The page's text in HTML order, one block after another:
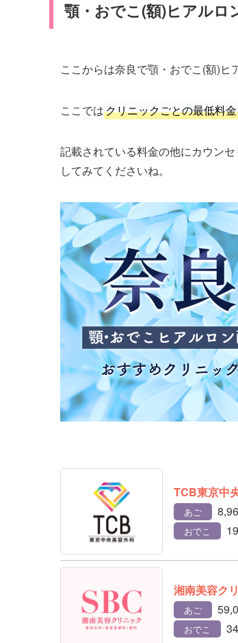
顎・おでこ(額)ヒアルロ
ここからは奈良で顎・おでこ(額)ヒ
ここではクリニックごとの最低料
記載されている料金の他にカウン
してみてくださいね。
TCB東京中
あご
おでこ
湘南美容ク
あご
おでこ